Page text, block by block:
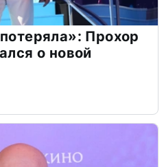
Прохор
о новой